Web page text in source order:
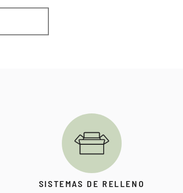
SISTEMAS DE RELLENO